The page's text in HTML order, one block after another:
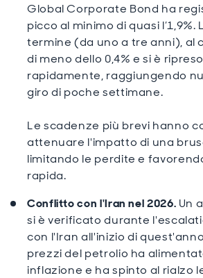
Global Corporate Bond ha
picco al minimo di quasi l’1,9%.
termine (da uno a tre anni), al
di meno dello 0,4% e si è
rapidamente, raggiungendo
giro di poche settimane.
Le scadenze più brevi hanno
attenuare l'impatto di una
limitando le perdite e
rapida.
Conflitto con l'Iran nel 2026. Un
si è verificato durante
con l'Iran all'inizio di
prezzi del petrolio ha
inflazione e ha spinto al rialzo